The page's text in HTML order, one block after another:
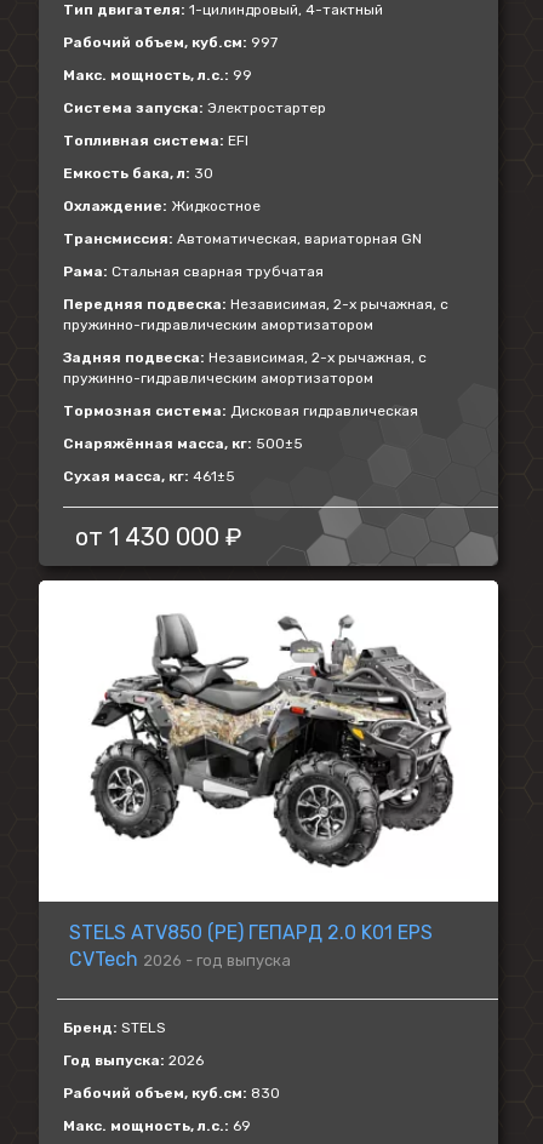
Тип двигателя: 1-цилиндровый, 4-тактный
Рабочий объем, куб.см: 997
Макс. мощность, л.с.: 99
Система запуска: Электростартер
Топливная система: EFI
Емкость бака, л: 30
Охлаждение: Жидкостное
Трансмиссия: Автоматическая, вариаторная GN
Рама: Стальная сварная трубчатая
Передняя подвеска: Независимая, 2-х рычажная, с
пружинно-гидравлическим амортизатором
Задняя подвеска: Независимая, 2-х рычажная, с
пружинно-гидравлическим амортизатором
Тормозная система: Дисковая гидравлическая
Снаряжённая масса, кг: 500±5
Сухая масса, кг: 461±5
от 1 430 000 ₽
STELS ATV850 (PE) ГЕПАРД 2.0 K01 EPS
CVTech 2026 - год выпуска
Бренд: STELS
Год выпуска: 2026
Рабочий объем, куб.см: 830
Макс. мощность, л.с.: 69